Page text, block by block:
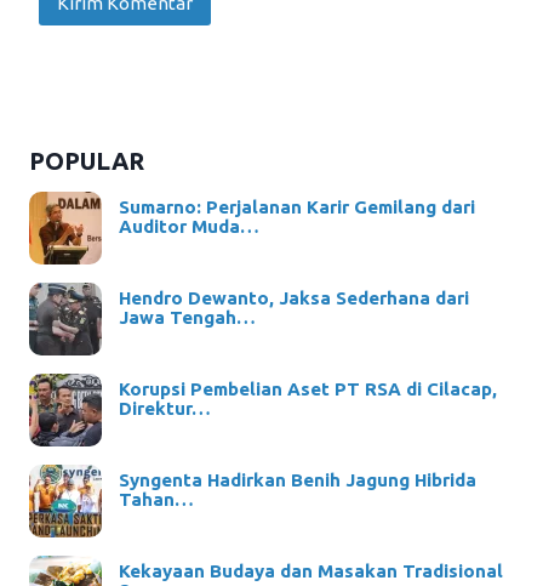
POPULAR
Sumarno: Perjalanan Karir Gemilang dari
Auditor Muda…
Hendro Dewanto, Jaksa Sederhana dari
Jawa Tengah…
Korupsi Pembelian Aset PT RSA di Cilacap,
Direktur…
Syngenta Hadirkan Benih Jagung Hibrida
Tahan…
Kekayaan Budaya dan Masakan Tradisional